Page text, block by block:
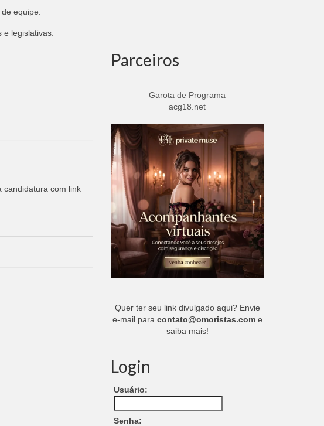
equipe.
legislativas.
candidatura com link
Parceiros
Garota de Programa
acg18.net
Quer ter seu link divulgado aqui? Envie
e-mail para contato@omoristas.come
saiba mais!
Login
Usuário:
Senha: